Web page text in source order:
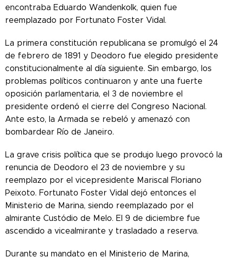
encontraba Eduardo Wandenkolk, quien fue
reemplazado por Fortunato Foster Vidal.
La primera constitución republicana se promulgó el 24
de febrero de 1891 y Deodoro fue elegido presidente
constitucionalmente al día siguiente. Sin embargo, los
problemas políticos continuaron y ante una fuerte
oposición parlamentaria, el 3 de noviembre el
presidente ordenó el cierre del Congreso Nacional.
Ante esto, la Armada se rebeló y amenazó con
bombardear Río de Janeiro.
La grave crisis política que se produjo luego provocó la
renuncia de Deodoro el 23 de noviembre y su
reemplazo por el vicepresidente Mariscal Floriano
Peixoto. Fortunato Foster Vidal dejó entonces el
Ministerio de Marina, siendo reemplazado por el
almirante Custódio de Melo. El 9 de diciembre fue
ascendido a vicealmirante y trasladado a reserva.
Durante su mandato en el Ministerio de Marina,